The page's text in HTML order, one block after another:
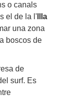
o canals
el de la l' Illa
una zona
boscos de
de
surf. Es